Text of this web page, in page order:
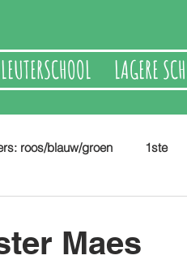
LAGERE
roos/blauw/groen 1ste
Maes